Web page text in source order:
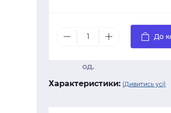
од.
До
Характеристики: (Дивитись усі)